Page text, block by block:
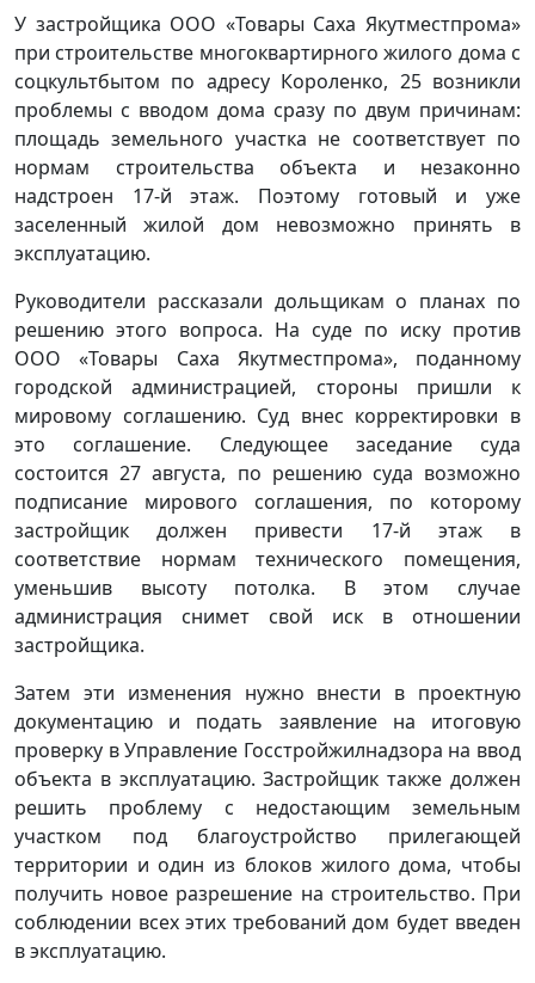
У застройщика ООО «Товары Саха Якутместпрома»
при строительстве многоквартирного жилого дома с
соцкультбытом по адресу Короленко, 25 возникли
проблемы с вводом дома сразу по двум причинам:
площадь земельного участка не соответствует по
нормам строительства объекта и незаконно
надстроен 17-й этаж. Поэтому готовый и уже
заселенный жилой дом невозможно принять в
эксплуатацию.
Руководители рассказали дольщикам о планах по
решению этого вопроса. На суде по иску против
ООО «Товары Саха Якутместпрома», поданному
городской администрацией, стороны пришли к
мировому соглашению. Суд внес корректировки в
это соглашение. Следующее заседание суда
состоится 27 августа, по решению суда возможно
подписание мирового соглашения, по которому
застройщик должен привести 17-й этаж в
соответствие нормам технического помещения,
уменьшив высоту потолка. В этом случае
администрация снимет свой иск в отношении
застройщика.
Затем эти изменения нужно внести в проектную
документацию и подать заявление на итоговую
проверку в Управление Госстройжилнадзора на ввод
объекта в эксплуатацию. Застройщик также должен
решить проблему с недостающим земельным
участком под благоустройство прилегающей
территории и один из блоков жилого дома, чтобы
получить новое разрешение на строительство. При
соблюдении всех этих требований дом будет введен
в эксплуатацию.